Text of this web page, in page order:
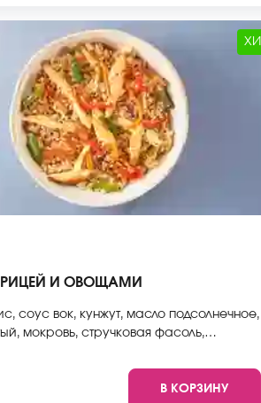
ХИТ
И ОВОЩАМИ
соус вок, кунжут, масло подсолнечное,
мокровь, стручковая фасоль,
может отличаться от фото на сайте.
В КОРЗИНУ